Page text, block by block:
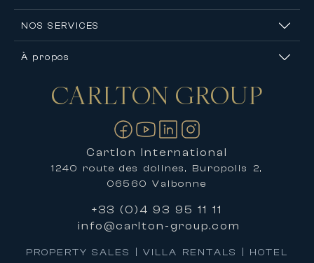
NOS SERVICES
À propos
Nous contacter
CARLTON GROUP
Cartlon International
1240 route des dolines, Buropolis 2,
06560 Valbonne
+33 (0)4 93 95 11 11
info@carlton-group.com
PROPERTY SALES | VILLA RENTALS | HOTEL